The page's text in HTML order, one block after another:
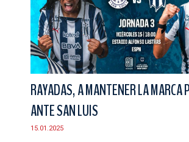
RAYADAS, A MANTENER LA MARCA
ANTE SAN LUIS
15.01.2025